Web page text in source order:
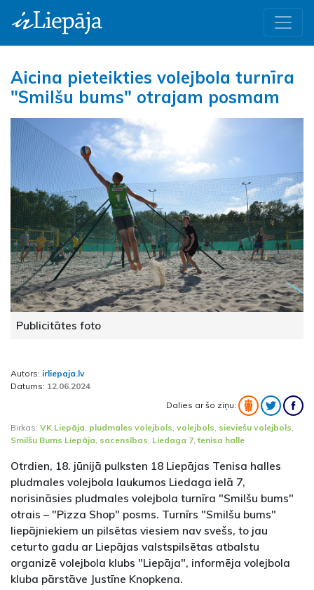
Aicina pieteikties volejbola turnīra
"Smilšu bums" otrajam posmam
Publicitātes foto
Autors: irliepaja.lv
Datums: 12.06.2024
Dalies ar šo ziņu:
Birkas: VK Liepāja, pludmales volejbols, volejbols, sieviešu volejbols,
Smilšu Bums Liepāja, sacensības, Liedaga 7,tenisa halle
Otrdien, 18. jūnijā pulksten 18 Liepājas Tenisa halles
pludmales volejbola laukumos Liedaga ielā 7,
norisināsies pludmales volejbola turnīra "Smilšu bums"
otrais – "Pizza Shop" posms. Turnīrs "Smilšu bums"
liepājniekiem un pilsētas viesiem nav svešs, to jau
ceturto gadu ar Liepājas valstspilsētas atbalstu
organizē volejbola klubs "Liepāja", informēja volejbola
kluba pārstāve Justīne Knopkena.